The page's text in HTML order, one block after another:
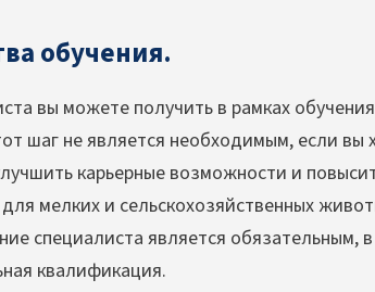
обучения.
вы можете получить в рамках
шаг не является необходимым, если вы
карьерные возможности и
мелких и сельскохозяйственных
специалиста является
квалификация.